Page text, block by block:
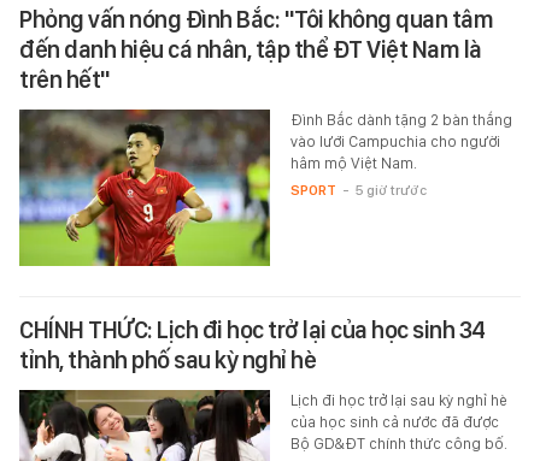
Phỏng vấn nóng Đình Bắc: "Tôi không quan tâm
đến danh hiệu cá nhân, tập thể ĐT Việt Nam là
trên hết"
Đình Bắc dành tặng 2 bàn thắng
vào lưới Campuchia cho người
hâm mộ Việt Nam.
SPORT - 5 giờ trước
CHÍNH THỨC: Lịch đi học trở lại của học sinh 34
tỉnh, thành phố sau kỳ nghỉ hè
Lịch đi học trở lại sau kỳ nghỉ hè
của học sinh cả nước đã được
Bộ GD&ĐT chính thức công bố.